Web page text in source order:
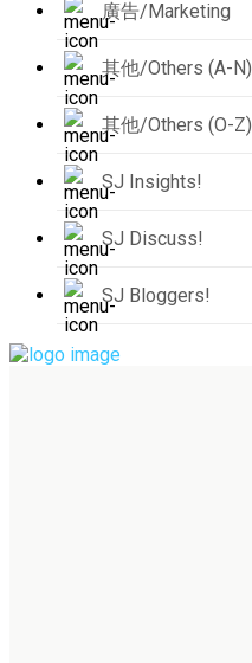
廣告/Marketing
其他/Others (A-N)
其他/Others (O-Z)
SJ Insights!
SJ Discuss!
SJ Bloggers!